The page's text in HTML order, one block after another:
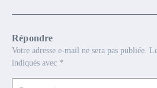
Répondre
Votre adresse e-mail ne sera pas publiée.
indiqués avec *